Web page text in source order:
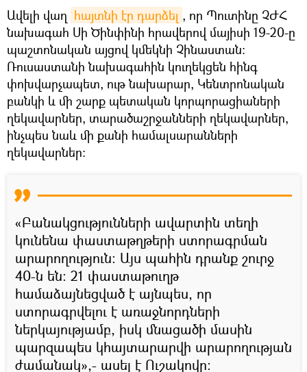
Ավելի վաղ հայտնի էր դարձել , որ Պուտինը ՉԺՀ
նախագահ Սի Ծինփինի հրավերով մայիսի 19-20-ը
պաշտոնական այցով կմեկնի Չինաստան։
Ռուսաստանի նախագահին կուղեկցեն հինգ
փոխվարչապետ, ութ նախարար, Կենտրոնական
բանկի և մի շարք պետական կորպորացիաների
ղեկավարներ, տարածաշրջանների ղեկավարներ,
ինչպես նաև մի քանի համալսարանների
ղեկավարներ։
«Բանակցությունների ավարտին տեղի
կունենա փաստաթղթերի ստորագրման
արարողություն։ Այս պահին դրանք շուրջ
40-ն են։ 21 փաստաթուղթ
համաձայնեցված է այնպես, որ
ստորագրվելու է առաջնորդների
ներկայությամբ, իսկ մնացածի մասին
պարզապես կհայտարարվի արարողության
ժամանակ»,- ասել է Ուշակովը։